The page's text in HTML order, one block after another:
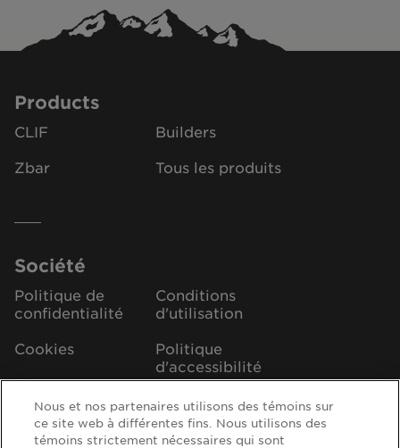
Products
CLIF
Builders
Zbar
Tous les produits
Société
Politique de
confidentialité
Conditions
d'utilisation
Cookies
Politique
d'accessibilité
Déclaration
d’accessibilité
Responsable de la
protection de la
vie privée, Québec
Nous et nos partenaires utilisons des témoins sur
ce site web à différentes fins. Nous utilisons des
témoins strictement nécessaires qui sont